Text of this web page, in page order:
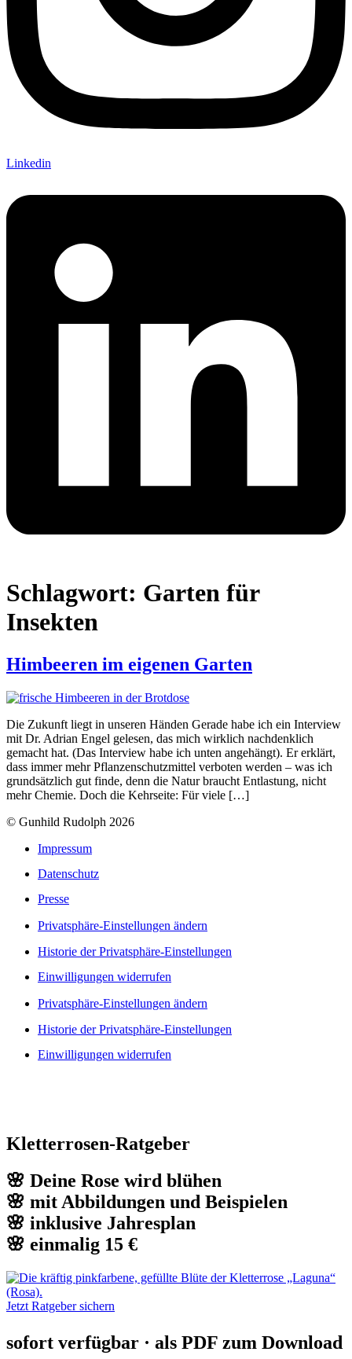
Linkedin
Schlagwort: Garten für
Insekten
Himbeeren im eigenen Garten
Die Zukunft liegt in unseren Händen Gerade habe ich ein Interview
mit Dr. Adrian Engel gelesen, das mich wirklich nachdenklich
gemacht hat. (Das Interview habe ich unten angehängt). Er erklärt,
dass immer mehr Pflanzenschutzmittel verboten werden – was ich
grundsätzlich gut finde, denn die Natur braucht Entlastung, nicht
mehr Chemie. Doch die Kehrseite: Für viele […]
© Gunhild Rudolph 2026
Impressum
Datenschutz
Presse
Privatsphäre-Einstellungen ändern
Historie der Privatsphäre-Einstellungen
Einwilligungen widerrufen
Privatsphäre-Einstellungen ändern
Historie der Privatsphäre-Einstellungen
Einwilligungen widerrufen
Kletterrosen-Ratgeber
🌸 Deine Rose wird blühen
🌸 mit Abbildungen und Beispielen
🌸 inklusive Jahresplan
🌸 einmalig 15 €
Jetzt Ratgeber sichern
sofort verfügbar · als PDF zum Download